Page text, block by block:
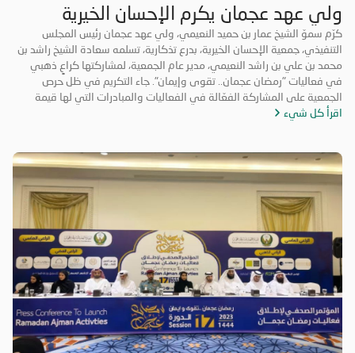
ولي عهد عجمان يكرم الإحسان الخيرية
كرّم سموّ الشيخ عمار بن حميد النعيمي، ولي عهد عجمان رئيس المجلس
التنفيذي، جمعية الإحسان الخيرية، بدرع تذكارية، تسلمه سعادة الشيخ راشد بن
محمد بن علي بن راشد النعيمي، مدير عام الجمعية، لمشاركتها كراعٍ ذهبي
في فعاليات "رمضان عجمان.. تقوى وإيمان". جاء التكريم في ظل حرص
الجمعية على المشاركة الفعّالة في الفعاليات والمبادرات التي لها قيمة
مضافة تعود على المجتمع بالخير والنفع، وهو ما تتميز به فعاليات "رمضان
وواجبها تجاه الإمارة؛ إذ قامت برعاية ذهبية للفعاليات والنشاطات
والمبادرات الدينية والاجتماعية المتنوعة التي تحاكي روحانيات شهر رمضان
المبارك، انسجاماً مع نهج الخير والعطاء الذي تتبناه الجمعية منذ تأسيسها،
وتعزيزاً لمكانة الإمارة وإبراز دورها في نشر قيم الخير والمحبة في الشهر
الفضيل.
اقرأ كل شيء